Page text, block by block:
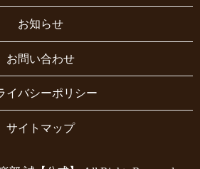
お知らせ
お問い合わせ
イバシーポリシー
サイトマップ